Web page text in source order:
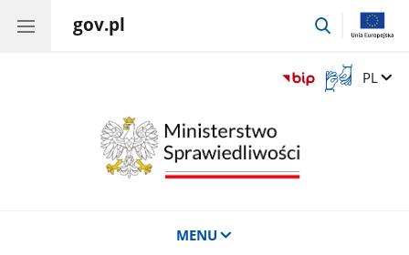
gov.pl
przejdź
Otwórz
okno
Zmień
PL
MENU